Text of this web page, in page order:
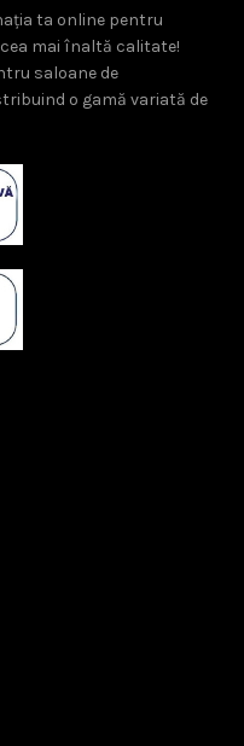
ta online pentru
mai înaltă calitate!
saloane de
o gamă variată de